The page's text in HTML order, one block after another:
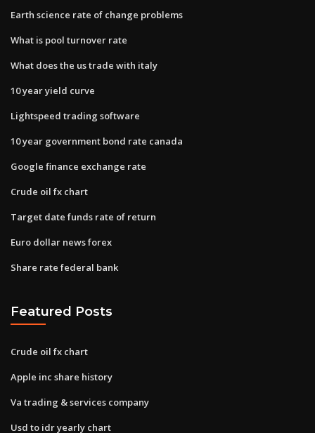
Earth science rate of change problems
What is pool turnover rate
What does the us trade with italy
10 year yield curve
Lightspeed trading software
10 year government bond rate canada
Google finance exchange rate
Crude oil fx chart
Target date funds rate of return
Euro dollar news forex
Share rate federal bank
Featured Posts
Crude oil fx chart
Apple inc share history
Va trading & services company
Usd to idr yearly chart